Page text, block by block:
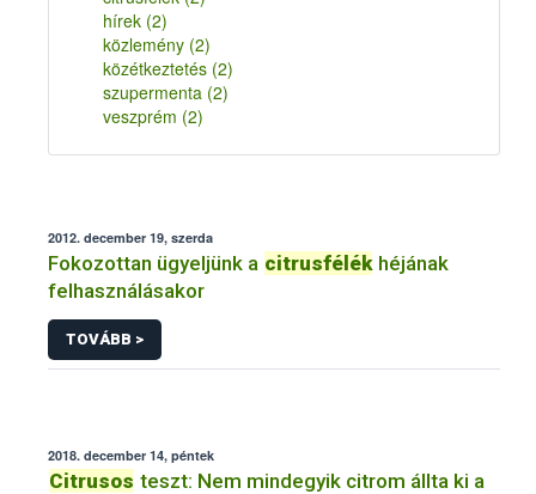
hírek (2)
közlemény (2)
közétkeztetés (2)
szupermenta (2)
veszprém (2)
2012. december 19, szerda
Fokozottan ügyeljünk a citrusfélék héjának
felhasználásakor
TOVÁBB >
2018. december 14, péntek
Citrusos teszt: Nem mindegyik citrom állta ki a